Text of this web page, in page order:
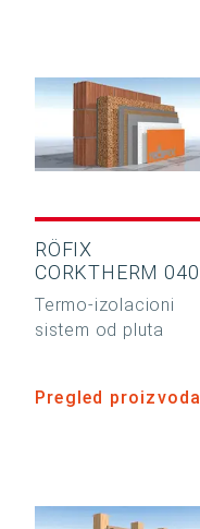
RÖFIX
CORKTHERM 040
Termo-izolacioni
sistem od pluta
Pregled proizvoda